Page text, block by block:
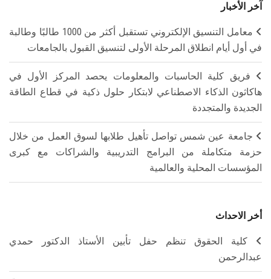
آخر الأخبار
معامل التنسيق الإلكتروني تستقبل أكثر من 1000 طالبًا وطالبة
في أول أيام انطلاق المرحلة الأولى لتنسيق القبول بالجامعات
فريق كلية الحاسبات والمعلومات يحصد المركز الأول في
هاكاثون الذكاء الاصطناعي لابتكار حلول ذكية في قطاع الطاقة
الجديدة والمتجددة
جامعة عين شمس تواصل تأهيل طلابها لسوق العمل من خلال
حزمة متكاملة من البرامج التدريبية والشراكات مع كبرى
المؤسسات المحلية والعالمية
أخر الاحداث
كلية الحقوق تنظم حفل تأبين الأستاذ الدكتور حمدي
عبدالرحمن